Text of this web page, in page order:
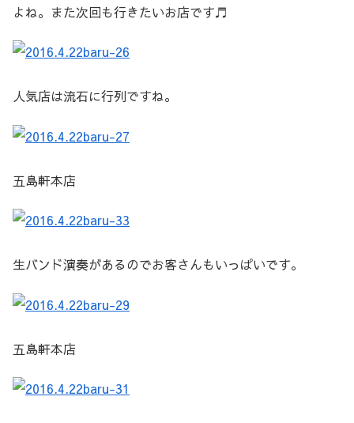
よね。また次回も行きたいお店です♬
人気店は流石に行列ですね。
五島軒本店
生バンド演奏があるのでお客さんもいっぱいです。
五島軒本店